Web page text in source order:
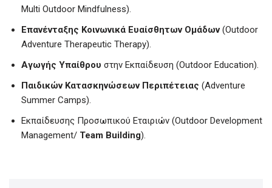
Multi Outdoor Mindfulness).
Επανένταξης Κοινωνικά Ευαίσθητων Ομάδων(Outdoor
Adventure Therapeutic Therapy).
Αγωγής Υπαίθρου στην Εκπαίδευση (Outdoor Education).
Παιδικών Κατασκηνώσεων Περιπέτειας (Adventure
Summer Camps).
Εκπαίδευσης Προσωπικού Εταιριών (Outdoor Development
Management/ Team Building).